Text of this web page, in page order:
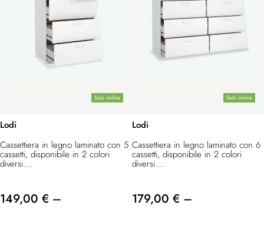
Solo online
Lodi
Cassettiera in legno laminato con 5
cassetti, disponibile in 2 colori
diversi....
149,00 € –
Solo online
Lodi
Cassettiera in legno laminato con 6
cassetti, disponibile in 2 colori
diversi....
179,00 € –